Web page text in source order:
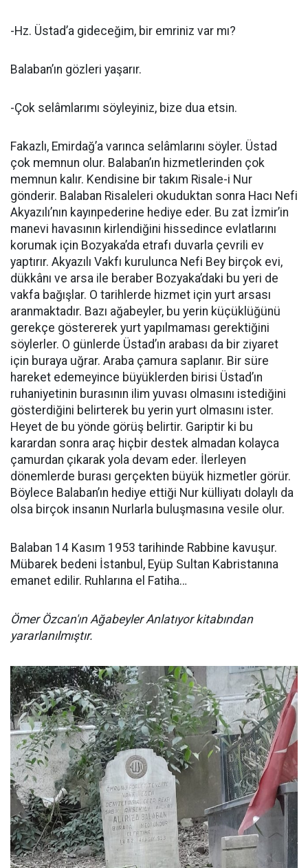
-Hz. Üstad’a gideceğim, bir emriniz var mı?
Balaban’ın gözleri yaşarır.
-Çok selâmlarımı söyleyiniz, bize dua etsin.
Fakazlı, Emirdağ’a varınca selâmlarını söyler. Üstad
çok memnun olur. Balaban’ın hizmetlerinden çok
memnun kalır. Kendisine bir takım Risale-i Nur
gönderir. Balaban Risaleleri okuduktan sonra Hacı Nefi
Akyazılı’nın kayınpederine hediye eder. Bu zat İzmir’in
manevi havasının kirlendiğini hissedince evlatlarını
korumak için Bozyaka’da etrafı duvarla çevrili ev
yaptırır. Akyazılı Vakfı kurulunca Nefi Bey birçok evi,
dükkânı ve arsa ile beraber Bozyaka’daki bu yeri de
vakfa bağışlar. O tarihlerde hizmet için yurt arsası
aranmaktadır. Bazı ağabeyler, bu yerin küçüklüğünü
gerekçe göstererek yurt yapılmaması gerektiğini
söylerler. O günlerde Üstad’ın arabası da bir ziyaret
için buraya uğrar. Araba çamura saplanır. Bir süre
hareket edemeyince büyüklerden birisi Üstad’ın
ruhaniyetinin burasının ilim yuvası olmasını istediğini
gösterdiğini belirterek bu yerin yurt olmasını ister.
Heyet de bu yönde görüş belirtir. Gariptir ki bu
karardan sonra araç hiçbir destek almadan kolayca
çamurdan çıkarak yola devam eder. İlerleyen
dönemlerde burası gerçekten büyük hizmetler görür.
Böylece Balaban’ın hediye ettiği Nur külliyatı dolaylı da
olsa birçok insanın Nurlarla buluşmasına vesile olur.
Balaban 14 Kasım 1953 tarihinde Rabbine kavuşur.
Mübarek bedeni İstanbul, Eyüp Sultan Kabristanına
emanet edilir. Ruhlarına el Fatiha…
Ömer Özcan'ın Ağabeyler Anlatıyor kitabından
yararlanılmıştır.